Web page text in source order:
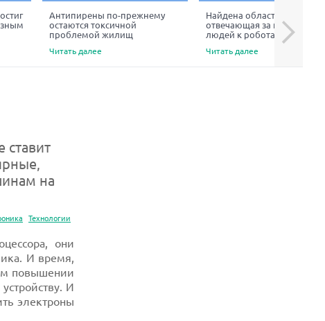
Антипирены по-прежнему
остаются токсичной
проблемой жилищ
Читать далее
Найдена область мозга,
отвечающая за неприязнь
людей к роботам
Читать далее
Next
на
Технологии
они
И время,
повышении
И
электроны